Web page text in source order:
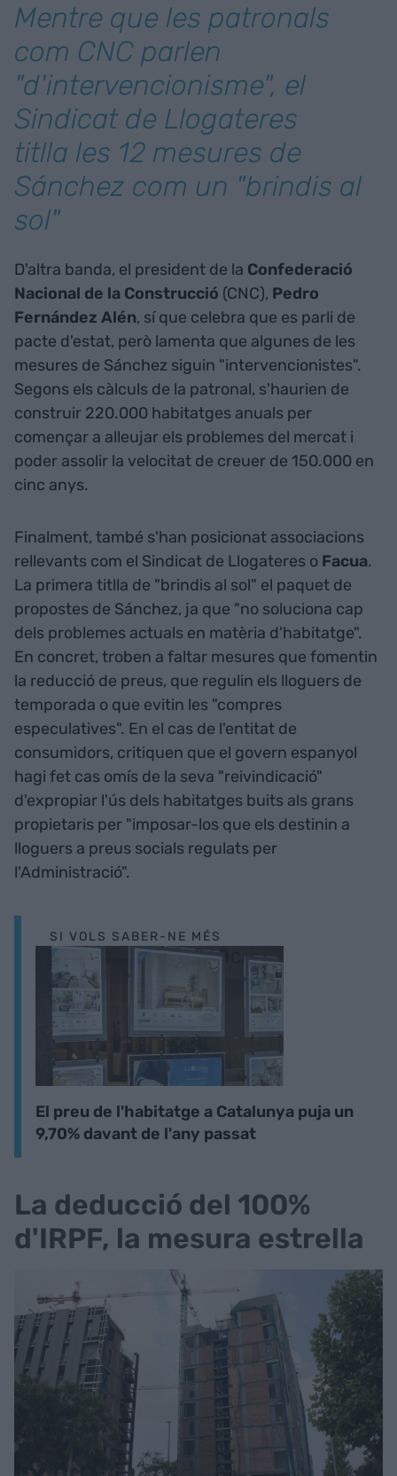
Mentre que les patronals
com CNC parlen
"d'intervencionisme", el
Sindicat de Llogateres
titlla les 12 mesures de
Sánchez com un "brindis al
sol"
D'altra banda, el president de la Confederació
Nacional de la Construcció (CNC), Pedro
Fernández Alén, sí que celebra que es parli de
pacte d'estat, però lamenta que algunes de les
mesures de Sánchez siguin "intervencionistes".
Segons els càlculs de la patronal, s'haurien de
construir 220.000 habitatges anuals per
començar a alleujar els problemes del mercat i
poder assolir la velocitat de creuer de 150.000 en
cinc anys.
Finalment, també s'han posicionat associacions
rellevants com el Sindicat de Llogateres o Facua.
La primera titlla de "brindis al sol" el paquet de
propostes de Sánchez, ja que "no soluciona cap
dels problemes actuals en matèria d'habitatge".
En concret, troben a faltar mesures que fomentin
la reducció de preus, que regulin els lloguers de
temporada o que evitin les "compres
especulatives". En el cas de l'entitat de
consumidors, critiquen que el govern espanyol
hagi fet cas omís de la seva "reivindicació"
d'expropiar l'ús dels habitatges buits als grans
propietaris per "imposar-los que els destinin a
lloguers a preus socials regulats per
l'Administració".
SI VOLS SABER-NE MÉS
El preu de l'habitatge a Catalunya puja un
9,70% davant de l'any passat
La deducció del 100%
d'IRPF, la mesura estrella